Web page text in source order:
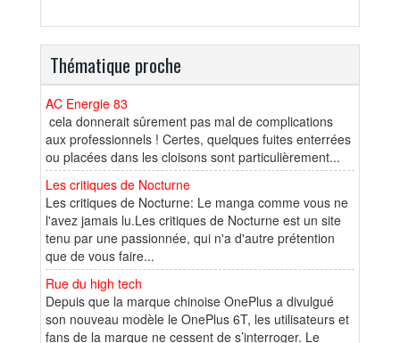
Thématique proche
AC Energie 83
cela donnerait sûrement pas mal de complications
aux professionnels ! Certes, quelques fuites enterrées
ou placées dans les cloisons sont particulièrement...
Les critiques de Nocturne
Les critiques de Nocturne: Le manga comme vous ne
l'avez jamais lu.Les critiques de Nocturne est un site
tenu par une passionnée, qui n'a d'autre prétention
que de vous faire...
Rue du high tech
Depuis que la marque chinoise OnePlus a divulgué
son nouveau modèle le OnePlus 6T, les utilisateurs et
fans de la marque ne cessent de s’interroger. Le